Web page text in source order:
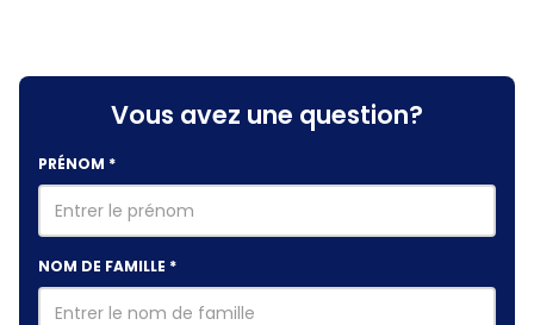
Vous avez une question?
PRÉNOM *
NOM DE FAMILLE *